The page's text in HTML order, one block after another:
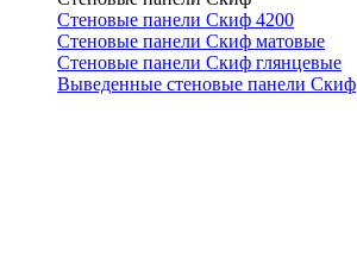
Стеновые панели Скиф 4200
Стеновые панели Скиф матовые
Стеновые панели Скиф глянцевые
Выведенные стеновые панели Скиф